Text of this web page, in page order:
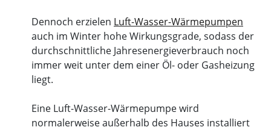
Dennoch erzielen Luft-Wasser-Wärmepumpen
auch im Winter hohe Wirkungsgrade, sodass der
durchschnittliche Jahresenergieverbrauch noch
immer weit unter dem einer Öl- oder Gasheizung
liegt.
Eine Luft-Wasser-Wärmepumpe wird
normalerweise außerhalb des Hauses installiert